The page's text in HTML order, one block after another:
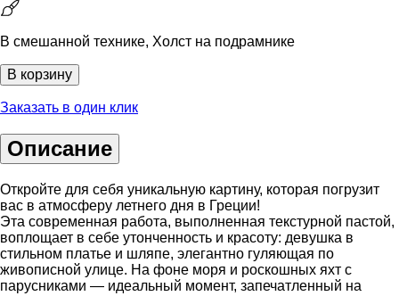
В смешанной технике, Холст на подрамнике
В корзину
Заказать в один клик
Описание
Откройте для себя уникальную картину, которая погрузит
вас в атмосферу летнего дня в Греции!
Эта современная работа, выполненная текстурной пастой,
воплощает в себе утонченность и красоту: девушка в
стильном платье и шляпе, элегантно гуляющая по
живописной улице. На фоне моря и роскошных яхт с
парусниками — идеальный момент, запечатленный на